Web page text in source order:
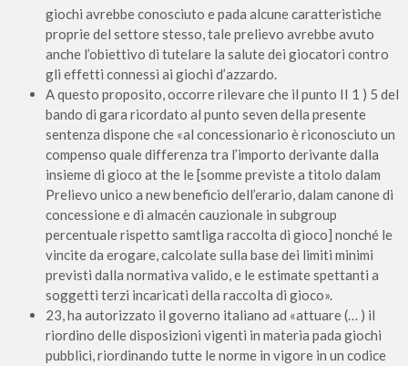
giochi avrebbe conosciuto e pada alcune caratteristiche
proprie del settore stesso, tale prelievo avrebbe avuto
anche l’obiettivo di tutelare la salute dei giocatori contro
gli effetti connessi ai giochi d’azzardo.
A questo proposito, occorre rilevare che il punto II 1 ) 5 del
bando di gara ricordato al punto seven della presente
sentenza dispone che «al concessionario è riconosciuto un
compenso quale differenza tra l’importo derivante dalla
insieme di gioco at the le [somme previste a titolo dalam
Prelievo unico a new beneficio dell’erario, dalam canone di
concessione e di almacén cauzionale in subgroup
percentuale rispetto samtliga raccolta di gioco] nonché le
vincite da erogare, calcolate sulla base dei limiti minimi
previsti dalla normativa valido, e le estimate spettanti a
soggetti terzi incaricati della raccolta di gioco».
23, ha autorizzato il governo italiano ad «attuare (… ) il
riordino delle disposizioni vigenti in materia pada giochi
pubblici, riordinando tutte le norme in vigore in un codice